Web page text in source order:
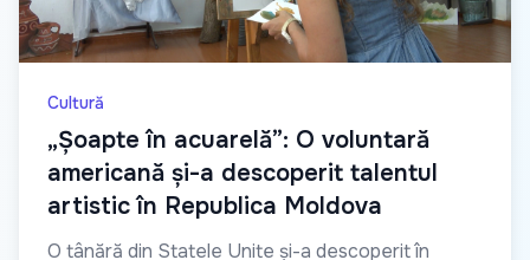
Cultură
„Șoapte în acuarelă”: O voluntară
americană și-a descoperit talentul
artistic în Republica Moldova
O tânără din Statele Unite și-a descoperit în